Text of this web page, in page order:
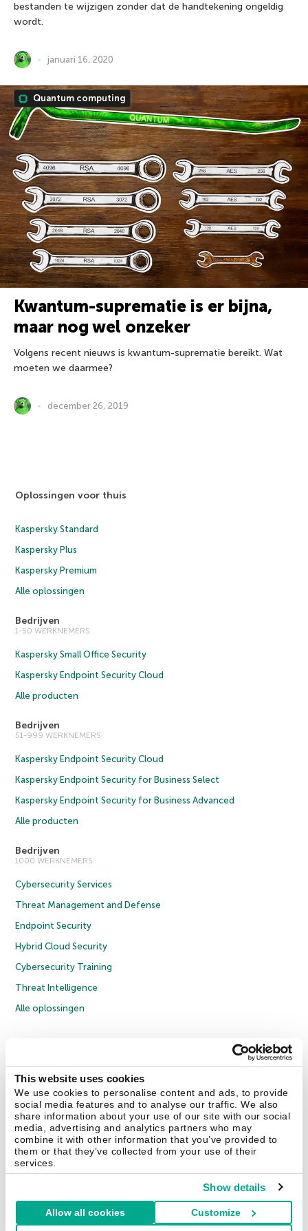
This website uses cookies
We use cookies to personalise content and ads, to provide
social media features and to analyse our traffic. We also
share information about your use of our site with our social
media, advertising and analytics partners who may
combine it with other information that you’ve provided to
them or that they’ve collected from your use of their
services.
Show details
Allow all cookies Customize
bestanden te wijzigen zonder dat de handtekening ongeldig
wordt.
januari 16, 2020
Quantum computing
Kwantum-suprematie is er bijna,
maar nog wel onzeker
Volgens recent nieuws is kwantum-suprematie bereikt. Wat
moeten we daarmee?
december 26, 2019
Oplossingen voor thuis
Kaspersky Standard
Kaspersky Plus
Kaspersky Premium
Alle oplossingen
Bedrijven
1-50 WERKNEMERS
Kaspersky Small Office Security
Kaspersky Endpoint Security Cloud
Alle producten
Bedrijven
51-999 WERKNEMERS
Kaspersky Endpoint Security Cloud
Kaspersky Endpoint Security for Business Select
Kaspersky Endpoint Security for Business Advanced
Alle producten
Bedrijven
1000 WERKNEMERS
Cybersecurity Services
Threat Management and Defense
Endpoint Security
Hybrid Cloud Security
Cybersecurity Training
Threat Intelligence
Alle oplossingen
Privacybeleid
Licentieovereenkomst B2B
Cookies
Contact Us Over ons Partners Blog Resource Center
Persberichten
Vertrouwen in Kaspersky
Securelist Eugene Personal Blog
Nederland & België